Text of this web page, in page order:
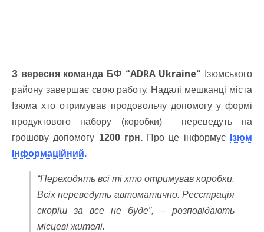
З вересня команда БФ “ADRA Ukraine“ Ізюмського
району завершає свою работу. Надалі мешканці міста
Ізюма хто отримував продовольчу допомогу у формі
продуктового набору (коробки) переведуть на
грошову допомогу 1200 грн. Про це інформує
Ізюм
Інформаційний.
“Переходять всі ті хто отримував коробки.
Всіх переведуть автоматично. Реєстрація
скоріш за все не буде”, – розповідають
місцеві жителі.